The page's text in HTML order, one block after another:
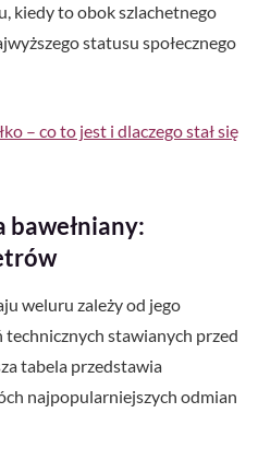
kiedy to obok szlachetnego
statusu społecznego
– co to jest i dlaczego stał się
weluru zależy od jego
technicznych stawianych przed
tabela przedstawia
najpopularniejszych odmian